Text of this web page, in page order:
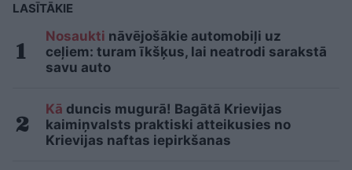
LASĪTĀKIE
Nosaukti nāvējošākie automobiļi uz
ceļiem: turam īkšķus, lai neatrodi sarakstā
savu auto
Kā duncis mugurā! Bagātā Krievijas
kaimiņvalsts praktiski atteikusies no
Krievijas naftas iepirkšanas